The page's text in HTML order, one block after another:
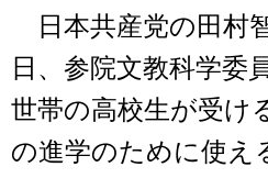
日本共産党の田村
日、参院文教科学委
世帯の高校生が受け
の進学のために使え